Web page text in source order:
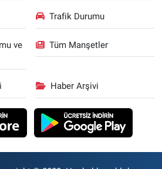
Trafik Durumu
ve
Tüm Manşetler
Haber Arşivi